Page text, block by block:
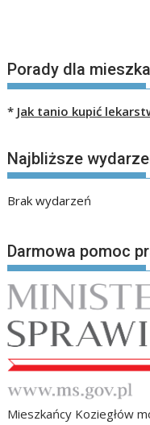
Porady dla
* Jak tanio kupić
Najbliższe
Brak wydarzeń
Darmowa pomoc
Mieszkańcy Koziegłów